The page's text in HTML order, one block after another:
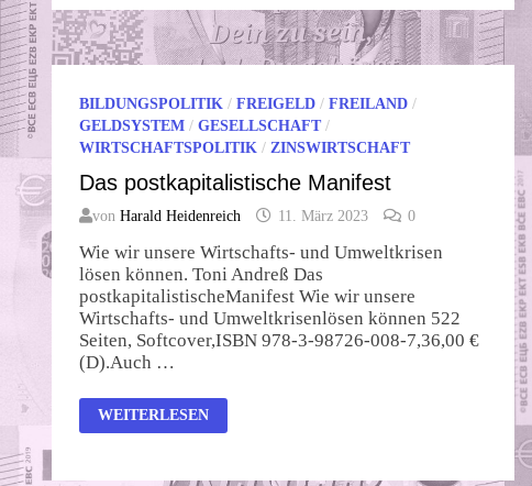
BILDUNGSPOLITIK / FREIGELD / FREILAND /
GELDSYSTEM / GESELLSCHAFT/
WIRTSCHAFTSPOLITIK / ZINSWIRTSCHAFT
Das postkapitalistische Manifest
von Harald Heidenreich 11. März 2023 0
Wie wir unsere Wirtschafts- und Umweltkrisen
lösen können. Toni Andreß Das
postkapitalistischeManifest Wie wir unsere
Wirtschafts- und Umweltkrisenlösen können 522
Seiten, Softcover,ISBN 978-3-98726-008-7,36,00 €
(D).Auch …
DAS
POSTKAPITALISTISCHE
WEITERLESEN